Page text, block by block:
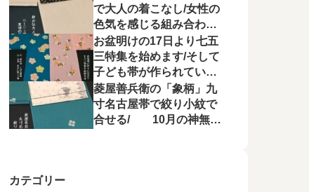
で大人の着こなし/女性の
色気を感じる組み合わに
心が惹かれる
お盆明けの17日より七五
三特集を始めます/そして
子ども帯が作られてい状
況に不満を漏らす
菱屋善兵衛の「象柄」九
寸名古屋帯で絞り小紋で
合せる/ 10月の神無月
カテゴリー